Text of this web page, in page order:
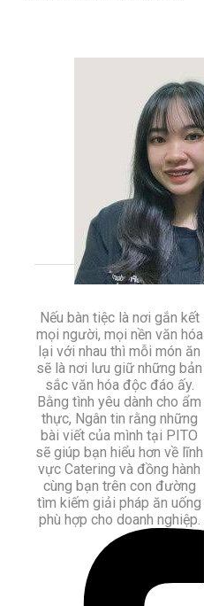
Nếu bàn tiệc là nơi gắn kết
mọi người, mọi nền văn hóa
lại với nhau thì mỗi món ăn
sẽ là nơi lưu giữ những bản
sắc văn hóa độc đáo ấy.
Bằng tình yêu dành cho ẩm
thực, Ngân tin rằng những
bài viết của mình tại PITO
sẽ giúp bạn hiểu hơn về lĩnh
vực Catering và đồng hành
cùng bạn trên con đường
tìm kiếm giải pháp ăn uống
phù hợp cho doanh nghiệp.